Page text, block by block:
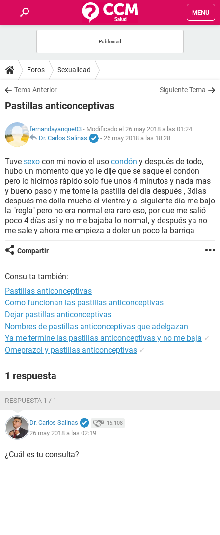
MENU
FOROS
SALUD
NUTRICIÓN
BIENESTAR
SEXUALIDAD
GLOSARIO
Foros Sexualidad
Tema Anterior Siguiente Tema
Pastillas anticonceptivas
fernandayanque03 - Modificado el 26 may 2018 a las 01:24
Dr. Carlos Salinas
- 26 may 2018 a las 18:28
Tuve sexo con mi novio el uso condón y después de todo,
hubo un momento que yo le dije que se saque el condón
pero lo hicimos rápido solo fue unos 4 minutos y nada mas
y bueno paso y me tome la pastilla del dia después , 3dias
después me dolía mucho el vientre y al siguiente día me bajo
la "regla" pero no era normal era raro eso, por que me salió
poco 4 días así y no me bajaba lo normal, y después ya no
me sale y ahora me empieza a doler un poco la barriga
Compartir
Consulta también:
Pastillas anticonceptivas
Como funcionan las pastillas anticonceptivas
Dejar pastillas anticonceptivas
Nombres de pastillas anticonceptivas que adelgazan
Ya me termine las pastillas anticonceptivas y no me baja ✓
Omeprazol y pastillas anticonceptivas ✓
1 respuesta
RESPUESTA 1 / 1
Dr. Carlos Salinas 16.108
26 may 2018 a las 02:19
¿Cuál es tu consulta?